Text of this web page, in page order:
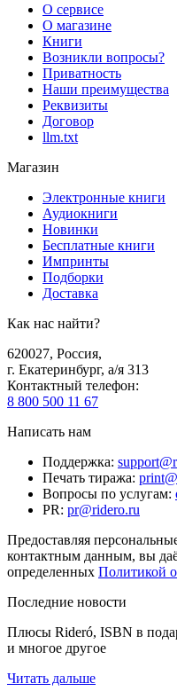
О сервисе
О магазине
Книги
Возникли вопросы?
Приватность
Наши преимущества
Реквизиты
Договор
llm.txt
Магазин
Электронные книги
Аудиокниги
Новинки
Бесплатные книги
Импринты
Подборки
Доставка
Как нас найти?
620027, Россия,
г. Екатеринбург, а/я 313
Контактный телефон:
8 800 500 11 67
Написать нам
Поддержка:
Печать тиража:
Вопросы по услугам:
PR: pr@ridero.ru
Предоставляя
контактным данным, вы
определенных Политикой
Последние новости
Плюсы Rideró, ISBN в
и многое другое
Читать дальше